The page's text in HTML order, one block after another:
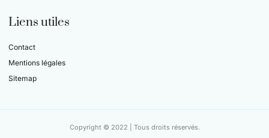
Liens utiles
Contact
Mentions légales
Sitemap
Copyright © 2022 | Tous droits réservés.